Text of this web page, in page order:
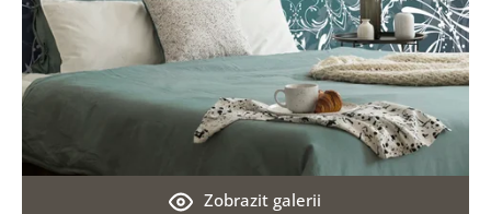
Zobrazit galerii